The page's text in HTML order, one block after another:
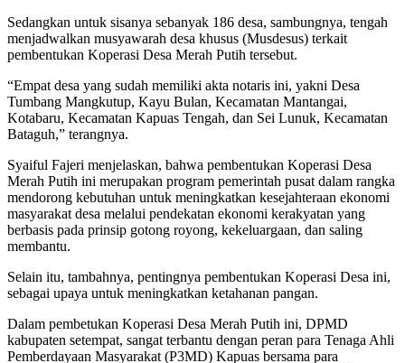
Sedangkan untuk sisanya sebanyak 186 desa, sambungnya, tengah
menjadwalkan musyawarah desa khusus (Musdesus) terkait
pembentukan Koperasi Desa Merah Putih tersebut.
“Empat desa yang sudah memiliki akta notaris ini, yakni Desa
Tumbang Mangkutup, Kayu Bulan, Kecamatan Mantangai,
Kotabaru, Kecamatan Kapuas Tengah, dan Sei Lunuk, Kecamatan
Bataguh,” terangnya.
Syaiful Fajeri menjelaskan, bahwa pembentukan Koperasi Desa
Merah Putih ini merupakan program pemerintah pusat dalam rangka
mendorong kebutuhan untuk meningkatkan kesejahteraan ekonomi
masyarakat desa melalui pendekatan ekonomi kerakyatan yang
berbasis pada prinsip gotong royong, kekeluargaan, dan saling
membantu.
Selain itu, tambahnya, pentingnya pembentukan Koperasi Desa ini,
sebagai upaya untuk meningkatkan ketahanan pangan.
Dalam pembetukan Koperasi Desa Merah Putih ini, DPMD
kabupaten setempat, sangat terbantu dengan peran para Tenaga Ahli
Pemberdayaan Masyarakat (P3MD) Kapuas bersama para